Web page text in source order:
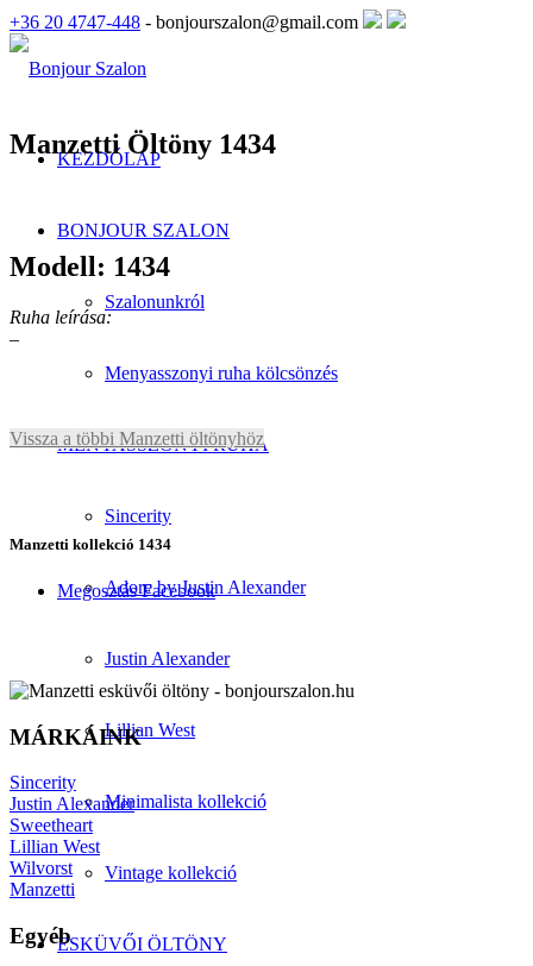
+36 20 4747-448 - bonjourszalon@gmail.com
KEZDŐLAP
BONJOUR SZALON
Szalonunkról
Menyasszonyi ruha kölcsönzés
MENYASSZONYI RUHA
Sincerity
Adore by Justin Alexander
Justin Alexander
Lillian West
Minimalista kollekció
Vintage kollekció
ESKÜVŐI ÖLTÖNY
Manzetti Öltöny 1434
Modell: 1434
Ruha leírása:
–
Vissza a többi Manzetti öltönyhöz
Manzetti kollekció 1434
Megosztás Facebook
MÁRKÁINK
Sincerity
Justin Alexander
Sweetheart
Lillian West
Wilvorst
Manzetti
Egyéb